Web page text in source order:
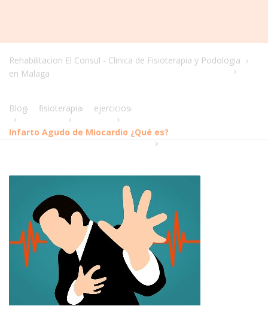
Rehabilitacion El Consul - Clinica de Fisioterapia y Podologia
en Malaga
Blog fisioterapia ejercicios
Infarto Agudo de Miocardio ¿Qué es?